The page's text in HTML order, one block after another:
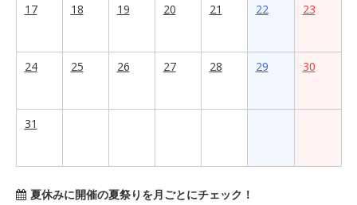
17
18 19 20 21 22 23
24 25 26 27 28 29 30
31
夏休みに開催の夏祭りを月ごとにチェック！